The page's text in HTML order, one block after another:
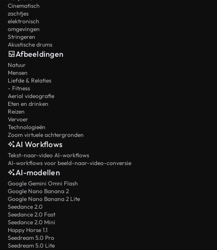
Cinematisch
zachtjes
elektronisch
omgevingen
Stringeren
Akustische drums
Afbeeldingen
Natuur
Mensen
Liefde & Relaties
- Fitness
Aerial videografie
Eten en drinken
Reizen
Vervoer
Technologieën
Zoom virtuele achtergronden
AI Workflows
Tekst-naar-video AI-workflows
AI-workflows voor beeld-naar-video-conversie
AI-modellen
Google Gemini Omni Flash
Google Nano Banana 2
Google Nano Banana 2 Lite
Seedance 2.0
Seedance 2.0 Fast
Seedance 2.0 Mini
Happy Horse 1.1
Seedream 5.0 Pro
Seedream 5.0 Lite